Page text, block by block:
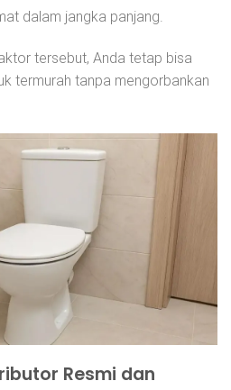
dalam jangka panjang.
tersebut, Anda tetap bisa
termurah tanpa mengorbankan
Resmi dan